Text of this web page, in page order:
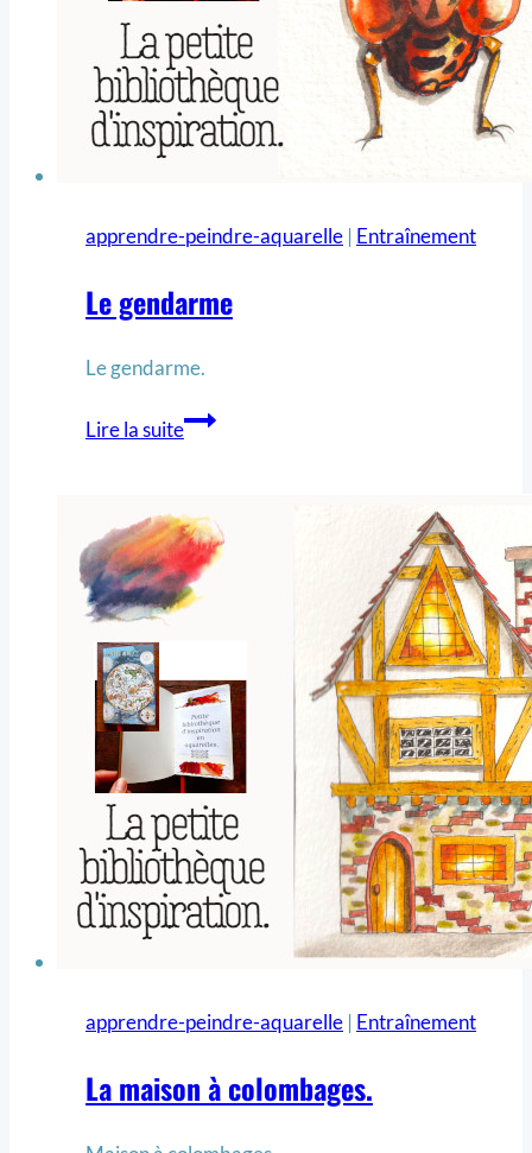
apprendre-peindre-aquarelle | Entraînement
Le gendarme
Le gendarme.
Lire la suite
apprendre-peindre-aquarelle | Entraînement
La maison à colombages.